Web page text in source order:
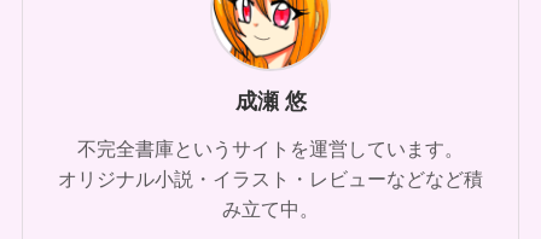
成瀬 悠
不完全書庫というサイトを運営しています。
オリジナル小説・イラスト・レビューなどなど積
み立て中。